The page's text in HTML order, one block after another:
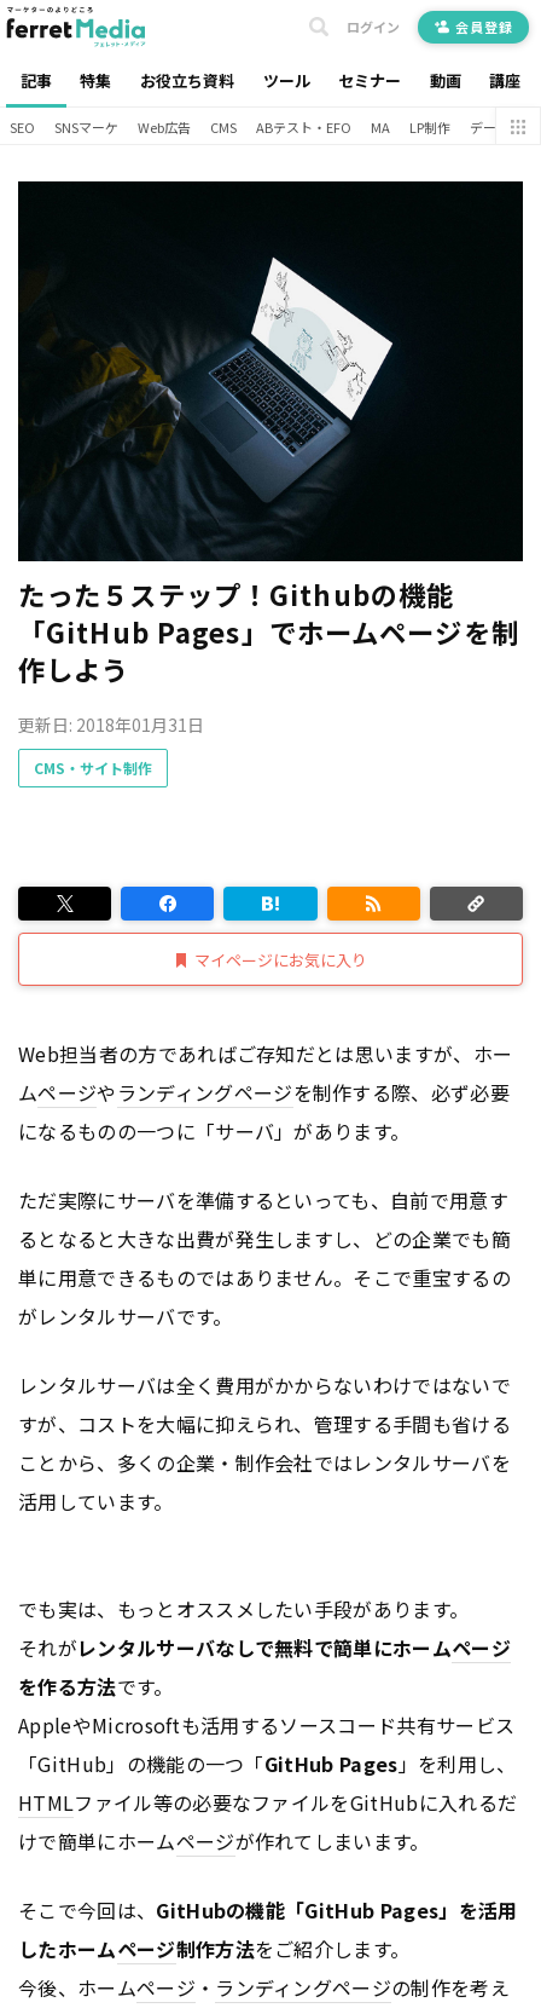
記事 特集 お役立ち資料 ツール セミナー 動画 講座
ログイン 会員登録
SEO SNSマーケ Web広告 CMS ABテスト・EFO MA LP制作 データ分析
たった５ステップ！Githubの機能
「GitHub Pages」でホームページを制
作しよう
更新日: 2018年01月31日
CMS・サイト制作
マイページにお気に入り
Web担当者の方であればご存知だとは思いますが、ホー
ムページやランディングページを制作する際、必ず必要
になるものの一つに「サーバ」があります。
ただ実際にサーバを準備するといっても、自前で用意す
るとなると大きな出費が発生しますし、どの企業でも簡
単に用意できるものではありません。そこで重宝するの
がレンタルサーバです。
レンタルサーバは全く費用がかからないわけではないで
すが、コストを大幅に抑えられ、管理する手間も省ける
ことから、多くの企業・制作会社ではレンタルサーバを
活用しています。
でも実は、もっとオススメしたい手段があります。
それがレンタルサーバなしで無料で簡単にホームページ
を作る方法です。
AppleやMicrosoftも活用するソースコード共有サービス
「GitHub」の機能の一つ「GitHub Pages」を利用し、
HTMLファイル等の必要なファイルをGitHubに入れるだ
けで簡単にホームページが作れてしまいます。
そこで今回は、 GitHubの機能「GitHub Pages」を活用
したホームページ制作方法をご紹介します。
今後、ホームページ ・ ランディングページの制作を考え